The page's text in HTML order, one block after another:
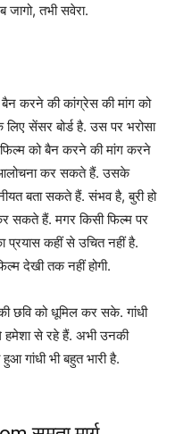
जागो, तभी सवेरा.
करने की कांग्रेस की मांग को
सेंसर बोर्ड है. उस पर भरोसा
फिल्म को बैन करने की मांग करने
आलोचना कर सकते हैं. उसके
बता सकते हैं. संभव है, बुरी हो
सकते हैं. मगर किसी फिल्म पर
कहीं से उचित नहीं है.
देखी तक नहीं होगी.
छवि को धूमिल कर सके. गांधी
से रहे हैं. अभी उनकी
गांधी भी बहुत भारी है.